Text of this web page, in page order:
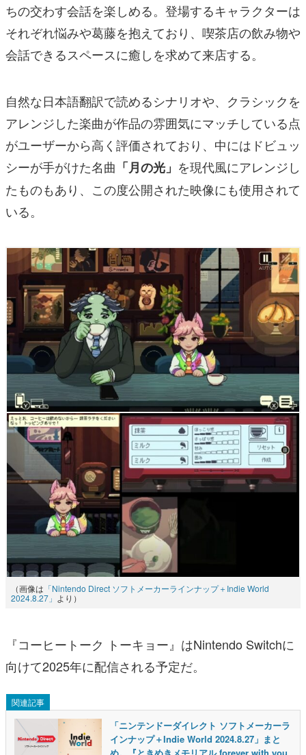
ちの交わす会話を楽しめる。登場するキャラクターは
それぞれ悩みや葛藤を抱えており、喫茶店の飲み物や
会話できるスペースに癒しを求めて来店する。
自然な日本語翻訳で読めるシナリオや、クラシックを
アレンジした楽曲が作品の雰囲気にマッチしている点
がユーザーから高く評価されており、中にはドビュッ
シーが手がけた名曲 「月の光」 を現代風にアレンジし
たものもあり、この度公開された映像にも使用されて
いる。
（画像は 「Nintendo Direct ソフトメーカーラインナップ＋Indie World
2024.8.27」 より）
『コーヒートーク トーキョー』はNintendo Switchに
向けて2025年に配信される予定だ。
関連記事
「ニンテンドーダイレクト ソフトメーカーラ
インナップ＋Indie World 2024.8.27」まと